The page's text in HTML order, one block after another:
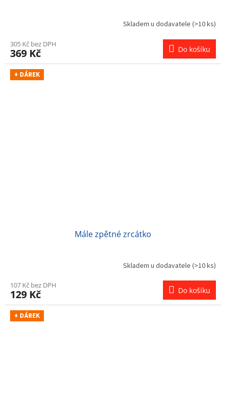
Skladem u dodavatele (>10 ks)
305 Kč bez DPH
369 Kč Do košíku
+ DÁREK
Mále zpětné zrcátko
Skladem u dodavatele (>10 ks)
107 Kč bez DPH
129 Kč Do košíku
+ DÁREK